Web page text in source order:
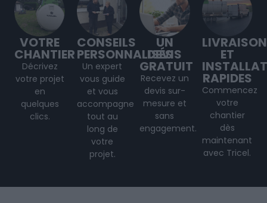
VOTRE
CHANTIER
Décrivez
votre projet
en
quelques
clics.
CONSEILS
PERSONNALISÉS
Un expert
vous guide
et vous
accompagne
tout au
long de
votre
projet.
UN
DEVIS
GRATUIT
Recevez un
devis sur-
mesure et
sans
engagement.
LIVRAISON
ET
RAPIDES
Commencez
votre
chantier
dès
maintenant
avec Tricel.